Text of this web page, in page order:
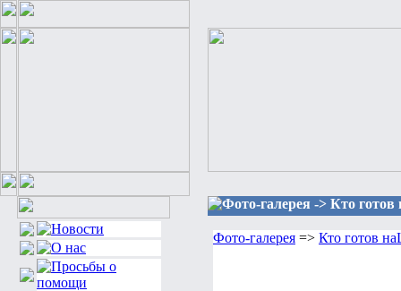
Фото-галерея -> Кто
Фото-галерея => Кто готов